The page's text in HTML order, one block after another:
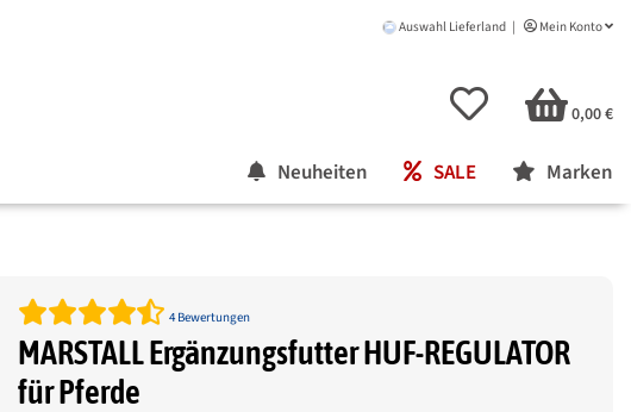
Auswahl Lieferland Mein Konto
0,00 €
Neuheiten SALE Marken
4 Bewertungen
MARSTALL Ergänzungsfutter HUF-REGULATOR
für Pferde